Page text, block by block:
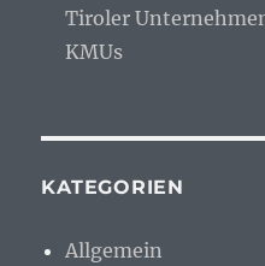
Tiroler
KMUs
KATEGORIEN
Allgemein